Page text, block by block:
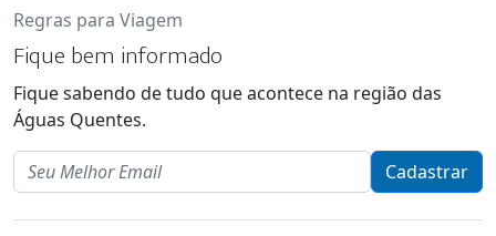
Regras para Viagem
Fique bem informado
Fique sabendo de tudo que acontece na região das
Águas Quentes.
Email
Cadastrar